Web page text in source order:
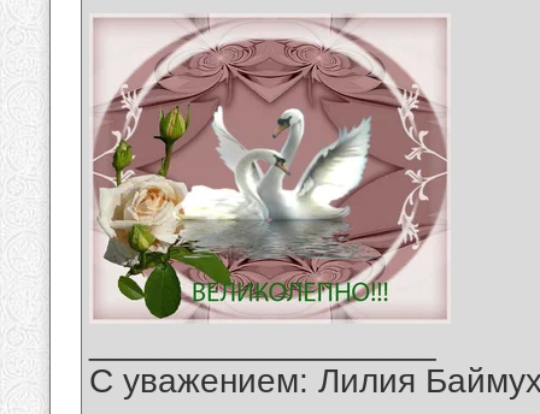
С уважением: Лилия